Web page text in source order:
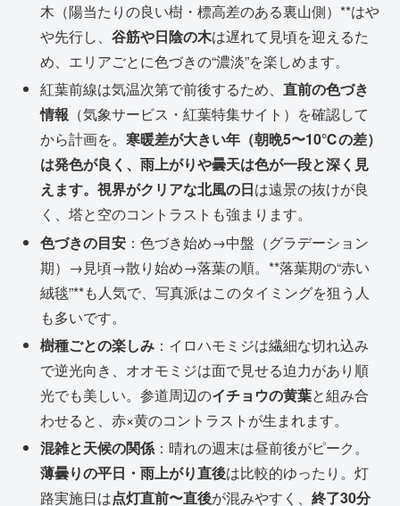
木（陽当たりの良い樹・標高差のある裏山側）**はや
や先行し、谷筋や日陰の木は遅れて見頃を迎えるた
め、エリアごとに色づきの“濃淡”を楽しめます。
紅葉前線は気温次第で前後するため、直前の色づき
情報 （気象サービス・紅葉特集サイト）を確認して
から計画を。寒暖差が大きい年（朝晩5〜10℃の差）
は発色が良く、雨上がりや曇天は色が一段と深く見
えます。視界がクリアな北風の日は遠景の抜けが良
く、塔と空のコントラストも強まります。
色づきの目安 ：色づき始め→中盤（グラデーション
期）→見頃→散り始め→落葉の順。**落葉期の“赤い
絨毯”**も人気で、写真派はこのタイミングを狙う人
も多いです。
樹種ごとの楽しみ ：イロハモミジは繊細な切れ込み
で逆光向き、オオモミジは面で見せる迫力があり順
光でも美しい。参道周辺のイチョウの黄葉と組み合
わせると、赤×黄のコントラストが生まれます。
混雑と天候の関係 ：晴れの週末は昼前後がピーク。
薄曇りの平日・雨上がり直後は比較的ゆったり。灯
路実施日は点灯直前〜直後が混みやすく、終了30分